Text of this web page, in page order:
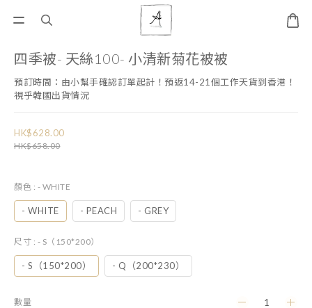
四季被- 天絲100- 小清新菊花被被
預訂時間：由小幫手確認訂單起計！預返14-21個工作天貨到香港！
視乎韓國出貨情況
HK$628.00
HK$658.00
顏色 : - WHITE
- WHITE - PEACH - GREY
尺寸 : - S（150*200）
- S（150*200） - Q（200*230）
數量